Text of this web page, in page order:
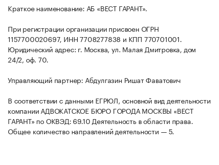
Краткое наименование: АБ «ВЕСТ ГАРАНТ».
При регистрации организации присвоен ОГРН
1157700020697, ИНН 7708277838 и КПП 770701001.
Юридический адрес: г. Москва, ул. Малая Дмитровка, дом
24/2, оф. 70.
Управляющий партнер: Абдулгазин Ришат Фаватович
В соответствии с данными ЕГРЮЛ, основной вид деятельности
компании АДВОКАТСКОЕ БЮРО ГОРОДА МОСКВЫ «ВЕСТ
ГАРАНТ» по ОКВЭД: 69.10 Деятельность в области права.
Общее количество направлений деятельности — 5.